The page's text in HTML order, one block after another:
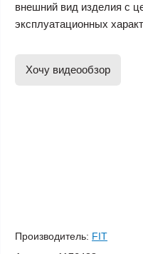
внешний вид изделия с
эксплуатационных
Хочу видеообзор
Производитель: FIT